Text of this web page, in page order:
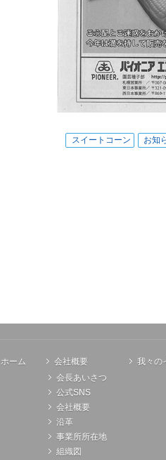
スイートコーン お知
ホーム
会社概要
会長あいさつ
公式SNS
会社概要
沿革
事業所所在地
組織図
我々の